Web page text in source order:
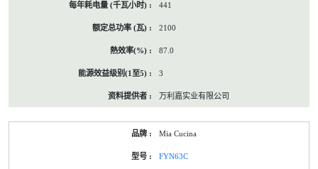
441
2100
87.0
3
万利嘉实业有限公司
Mia Cucina
FYN63C